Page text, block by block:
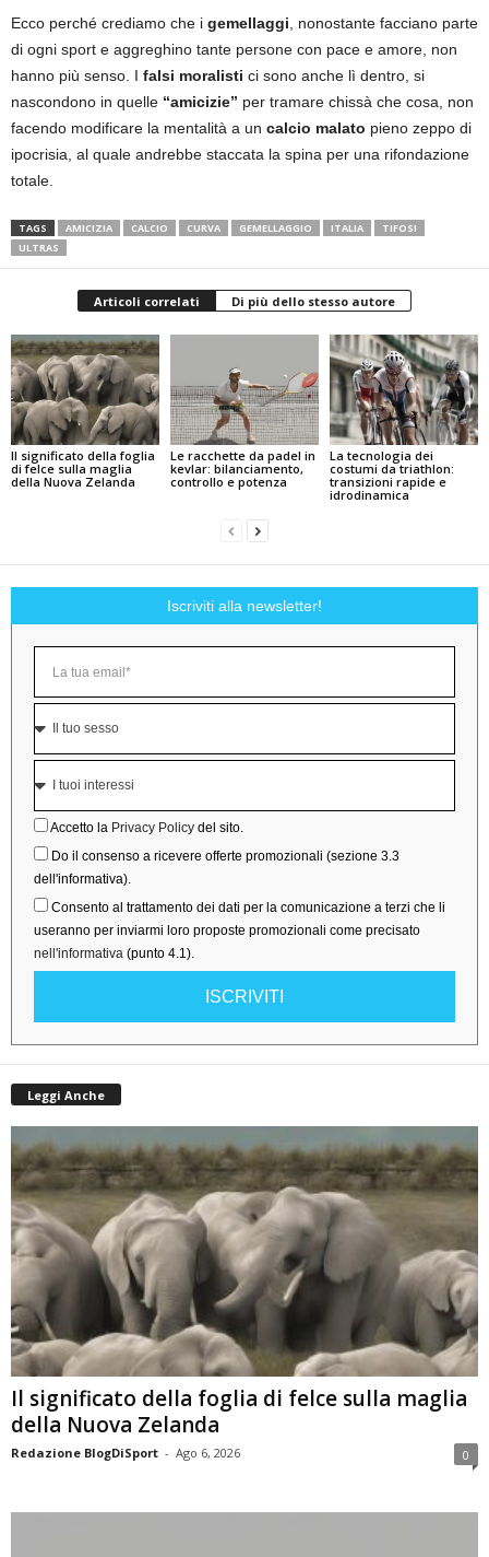
Ecco perché crediamo che i gemellaggi , nonostante facciano parte
di ogni sport e aggreghino tante persone con pace e amore, non
hanno più senso. I falsi moralisti ci sono anche lì dentro, si
nascondono in quelle “amicizie” per tramare chissà che cosa, non
facendo modificare la mentalità a un calcio malato pieno zeppo di
ipocrisia, al quale andrebbe staccata la spina per una rifondazione
totale.
TAGS AMICIZIA CALCIO CURVA GEMELLAGGIO ITALIA
TIFOSI
ULTRAS
Articoli correlati Di più dello stesso autore
Il significato della foglia
di felce sulla maglia
della Nuova Zelanda
Le racchette da padel in
kevlar: bilanciamento,
controllo e potenza
La tecnologia dei
costumi da triathlon:
transizioni rapide e
idrodinamica
Iscriviti alla newsletter!
Accetto la Privacy Policy del sito.
Do il consenso a ricevere offerte promozionali (sezione 3.3
dell'informativa).
Consento al trattamento dei dati per la comunicazione a terzi che li
useranno per inviarmi loro proposte promozionali come precisato
nell'informativa (punto 4.1).
ISCRIVITI
Leggi Anche
Il significato della foglia di felce sulla maglia
della Nuova Zelanda
Redazione BlogDiSport - Ago 6, 2026 0